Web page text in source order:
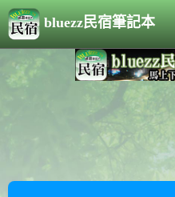
bluezz民宿筆記本